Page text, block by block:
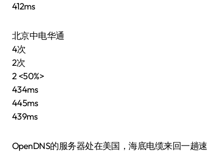
412ms
北京中电华通
4次
2次
2 <50%>
434ms
445ms
439ms
OpenDNS的服务器处在美国，海底电缆来回一趟速